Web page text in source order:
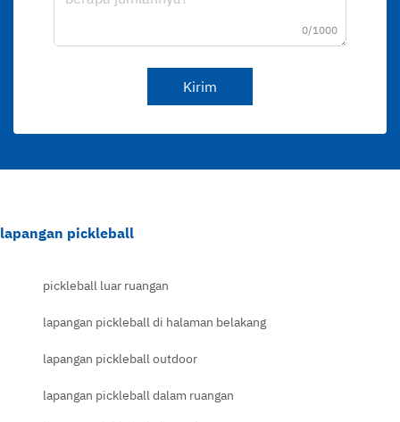
0/1000
Kirim
lapangan pickleball
pickleball luar ruangan
lapangan pickleball di halaman belakang
lapangan pickleball outdoor
lapangan pickleball dalam ruangan